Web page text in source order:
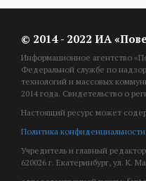
© 2014 - 2022 ИА
Информационное агентство
Федеральной службе по
технологий и массовых
2014 года. Свидетельство о
Настоящий ресурс может
Политика конфиденциальности
Учредитель и главный
620026 г. Екатеринбург, ул. К.